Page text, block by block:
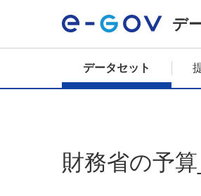
デ
データセット
財務省の予